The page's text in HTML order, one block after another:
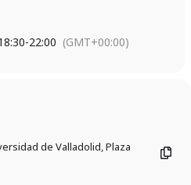
-22:00 (GMT+00:00)
de Valladolid, Plaza